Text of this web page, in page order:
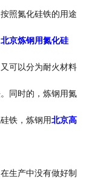
照氮化硅铁的用途
北京炼钢用氮化硅
可以分为耐火材料
同时的，炼钢用氮
铁，炼钢用北京高
生产中没有做好制